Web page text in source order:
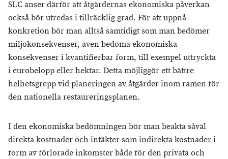
SLC anser därför att åtgärdernas ekonomiska påverkan
också bör utredas i tillräcklig grad. För att uppnå
konkretion bör man alltså samtidigt som man bedömer
miljökonsekvenser, även bedöma ekonomiska
konsekvenser i kvantifierbar form, till exempel uttryckta
i eurobelopp eller hektar. Detta möjliggör ett bättre
helhetsgrepp vid planeringen av åtgärder inom ramen för
den nationella restaureringsplanen.
I den ekonomiska bedömningen bör man beakta såväl
direkta kostnader och intäkter som indirekta kostnader i
form av förlorade inkomster både för den privata och